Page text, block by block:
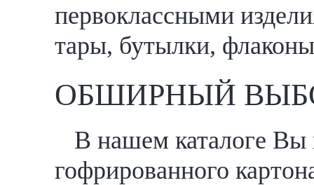
первоклассными
тары, бутылки,
ОБШИРНЫЙ
В нашем каталоге Вы
гофрированного